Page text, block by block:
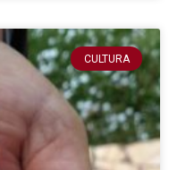
CULTURA